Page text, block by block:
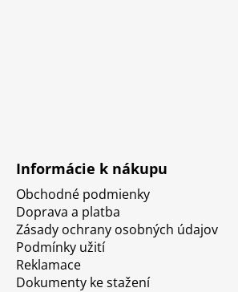
Informácie k nákupu
Obchodné podmienky
Doprava a platba
Zásady ochrany osobných údajov
Podmínky užití
Reklamace
Dokumenty ke stažení